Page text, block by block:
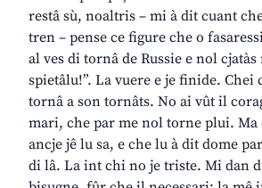
restâ sù, noaltris – mi à dit cuant
tren – pense ce figure che o
al ves di tornâ de Russie e nol cjatàs
spietâlu!”. La vuere e je finide. Chei
tornâ a son tornâts. No ai vût il
mari, che par me nol torne plui. Ma
ancje jê lu sa, e che lu à dit dome
di lâ. La int chi no je triste. Mi dan